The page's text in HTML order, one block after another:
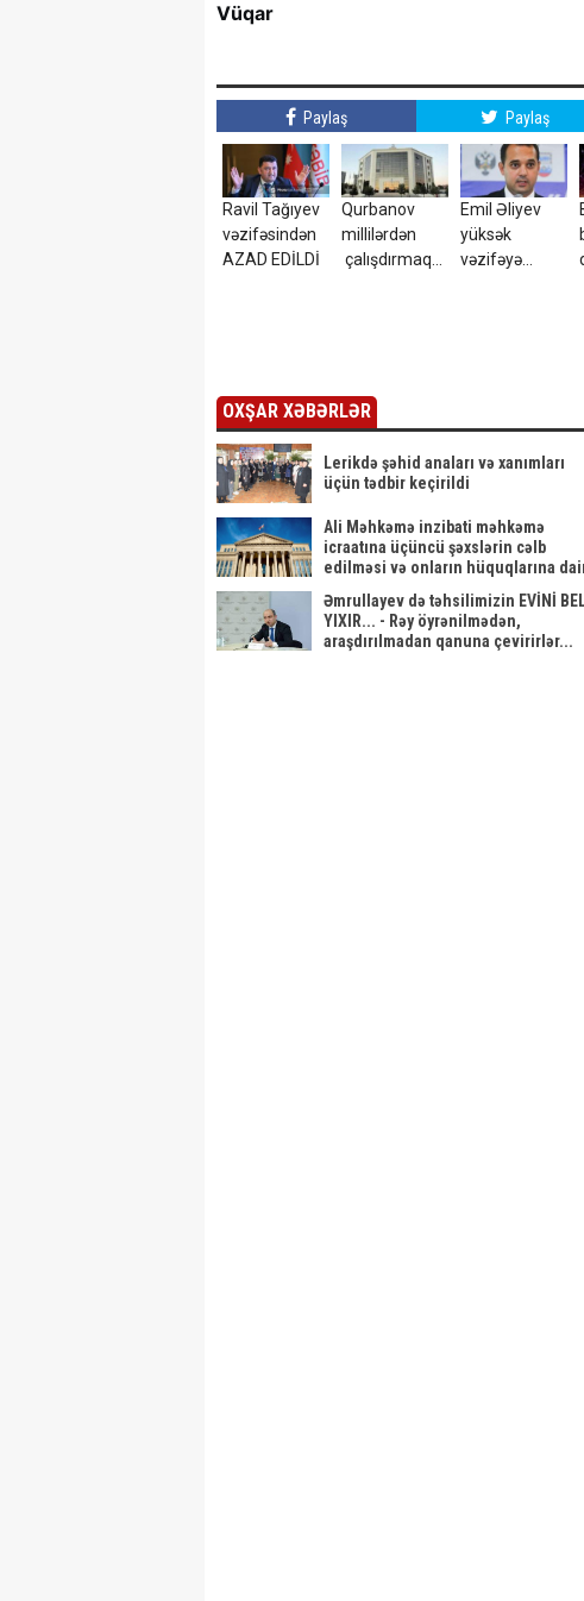
Vüqar
Paylaş Paylaş
Ravil Tağıyev
vəzifəsindən
AZAD EDİLDİ
Qurbanov
millilərdən
çalışdırmaq
Emil Əliyev
yüksək
vəzifəyə
OXŞAR XƏBƏRLƏR
Lerikdə şəhid anaları və xanımları
üçün tədbir keçirildi
Ali Məhkəmə inzibati məhkəmə
icraatına üçüncü şəxslərin cəlb
edilməsi və onların hüquqlarına
Əmrullayev də təhsilimizin EVİNİ
YIXIR... - Rəy öyrənilmədən,
araşdırılmadan qanuna çevirirlər...